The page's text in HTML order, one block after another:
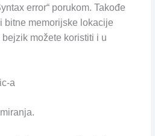
error“ porukom. Takođe
bitne memorijske lokacije
možete koristiti i u
a